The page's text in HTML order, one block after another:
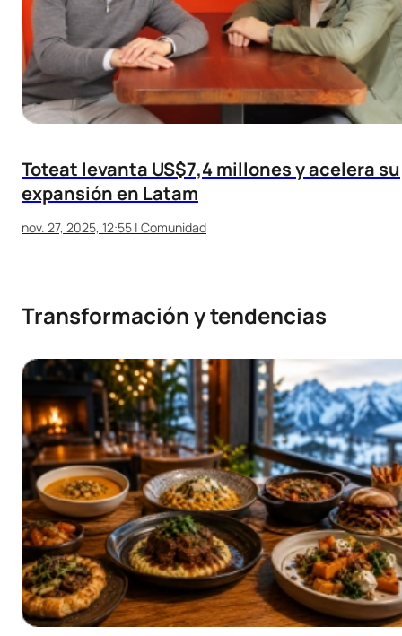
Toteat levanta US$7,4 millones y acelera su
expansión en Latam
nov. 27, 2025, 12:55 | Comunidad
Transformación y tendencias